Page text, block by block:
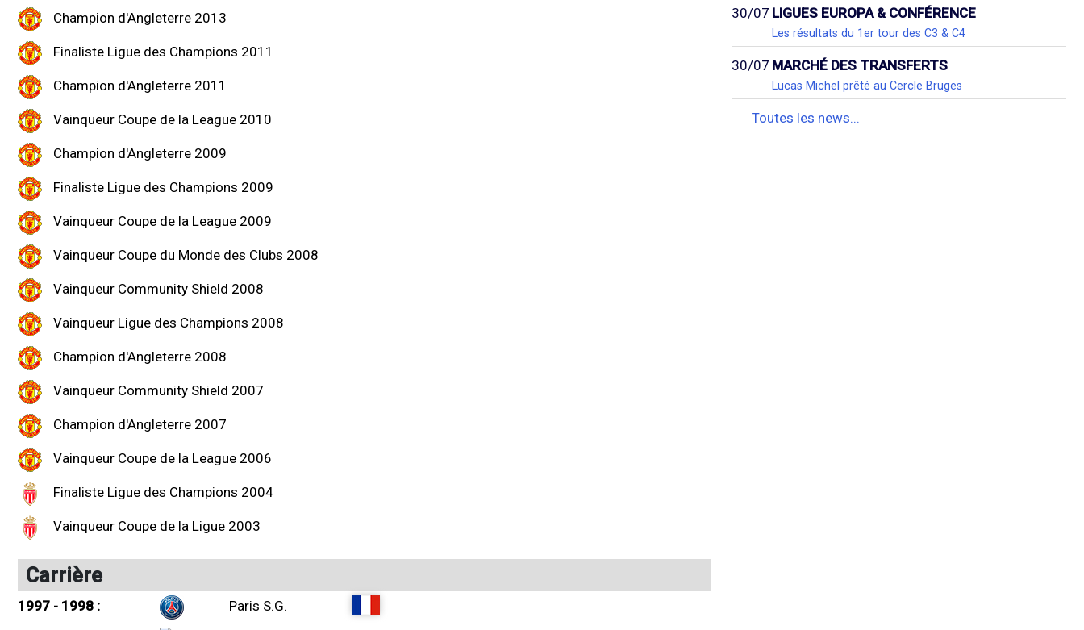
Champion d'Angleterre 2013
Finaliste Ligue des Champions 2011
Champion d'Angleterre 2011
Vainqueur Coupe de la League 2010
Champion d'Angleterre 2009
Finaliste Ligue des Champions 2009
Vainqueur Coupe de la League 2009
Vainqueur Coupe du Monde des Clubs 2008
Vainqueur Community Shield 2008
Vainqueur Ligue des Champions 2008
Champion d'Angleterre 2008
Vainqueur Community Shield 2007
Champion d'Angleterre 2007
Vainqueur Coupe de la League 2006
Finaliste Ligue des Champions 2004
Vainqueur Coupe de la Ligue 2003
Carrière
1997 - 1998 :
Paris S.G.
30/07 LIGUES EUROPA & CONFÉRENCE
Les résultats du 1er tour des C3 & C4
30/07 MARCHÉ DES TRANSFERTS
Lucas Michel prêté au Cercle Bruges
Toutes les news...